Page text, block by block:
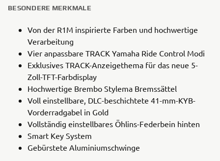
BESONDERE MERKMALE
Von der R1M inspirierte Farben und hochwertige
Verarbeitung
Vier anpassbare TRACK Yamaha Ride Control Modi
Exklusives TRACK-Anzeigethema für das neue 5-
Zoll-TFT-Farbdisplay
Hochwertige Brembo Stylema Bremssättel
Voll einstellbare, DLC-beschichtete 41-mm-KYB-
Vorderradgabel in Gold
Vollständig einstellbares Öhlins-Federbein hinten
Smart Key System
Gebürstete Aluminiumschwinge